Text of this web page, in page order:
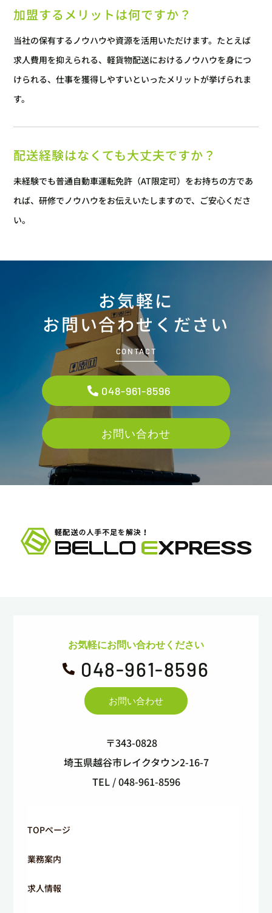
加盟するメリットは何ですか？
当社の保有するノウハウや資源を活用いただけます。たとえば
求人費用を抑えられる、軽貨物配送におけるノウハウを身につ
けられる、仕事を獲得しやすいといったメリットが挙げられま
す。
配送経験はなくても大丈夫ですか？
未経験でも普通自動車運転免許（AT限定可）をお持ちの方であ
れば、研修でノウハウをお伝えいたしますので、ご安心くださ
い。
お気軽に
お問い合わせください
CONTACT
048-961-8596
お問い合わせ
お気軽にお問い合わせください
 048-961-8596
お問い合わせ
〒343-0828
埼玉県越谷市レイクタウン2-16-7
TEL / 048-961-8596
TOPページ
業務案内
求人情報